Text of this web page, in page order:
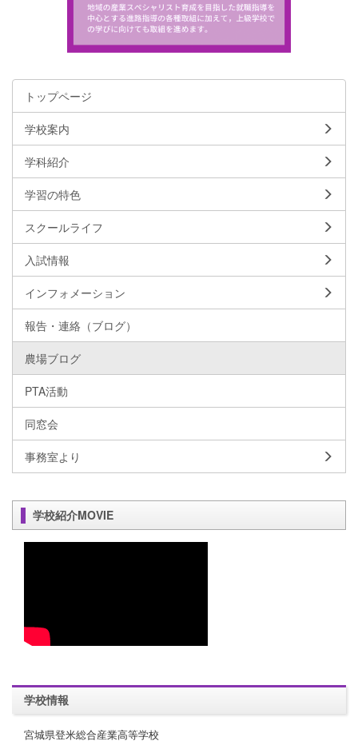
トップページ
学校案内
学科紹介
学習の特色
スクールライフ
入試情報
インフォメーション
報告・連絡（ブログ）
農場ブログ
PTA活動
同窓会
事務室より
学校紹介MOVIE
学校情報
宮城県登米総合産業高等学校